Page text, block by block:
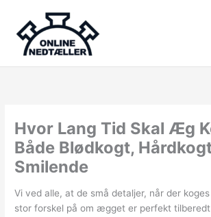
indholdet
Hvor Lang Tid Skal Æg
Både Blødkogt,
Smilende
Vi ved alle, at de små detaljer, når der
stor forskel på om ægget er perfekt